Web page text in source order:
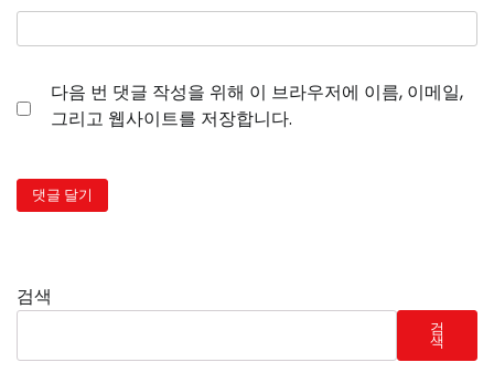
다음 번 댓글 작성을 위해 이 브라우저에 이름, 이메일,
그리고 웹사이트를 저장합니다.
검색
검
색